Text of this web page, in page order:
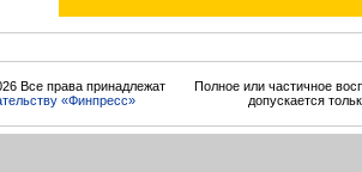
Все права принадлежат
«Финпресс»
Полное или частичное
допускается